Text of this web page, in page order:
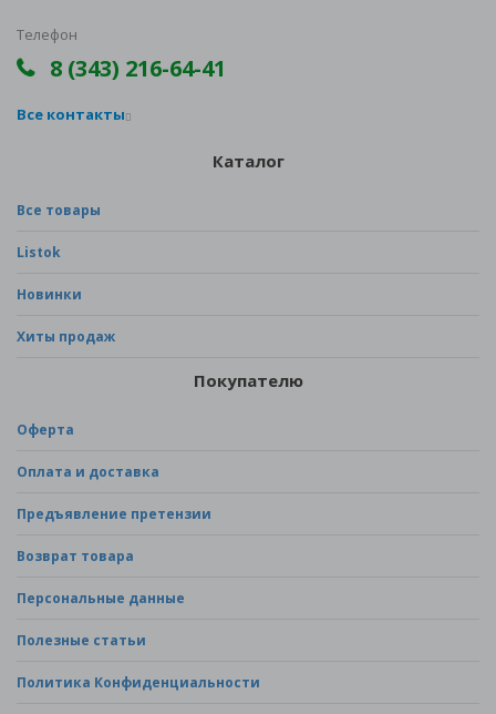
Телефон
8 (343) 216-64-41
Все контакты
Каталог
Все товары
Listok
Новинки
Хиты продаж
Покупателю
Оферта
Оплата и доставка
Предъявление претензии
Возврат товара
Персональные данные
Полезные статьи
Политика Конфиденциальности